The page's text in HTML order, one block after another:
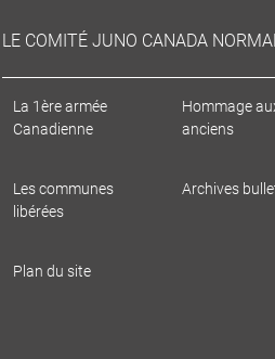
LE COMITÉ JUNO CANADA
La 1ère armée
Canadienne
Hommage
anciens
Les communes
libérées
Archives
Plan du site